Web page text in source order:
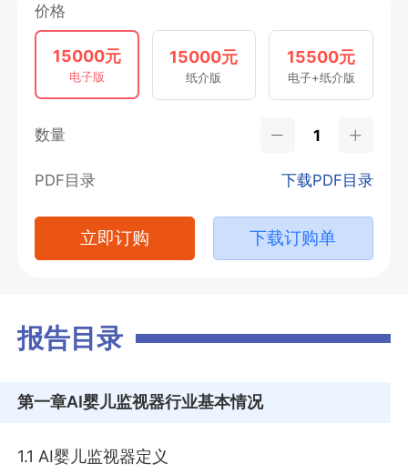
价格
15000元
电子版
15000元
纸介版
15500元
电子+纸介版
数量
PDF目录 下载PDF目录
立即订购 下载订购单
报告目录
第一章AI婴儿监视器行业基本情况
1.1 AI婴儿监视器定义